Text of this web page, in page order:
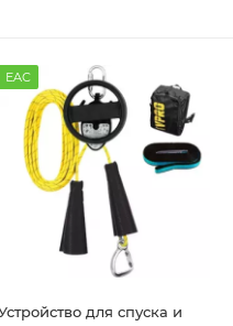
EAC
для спуска и